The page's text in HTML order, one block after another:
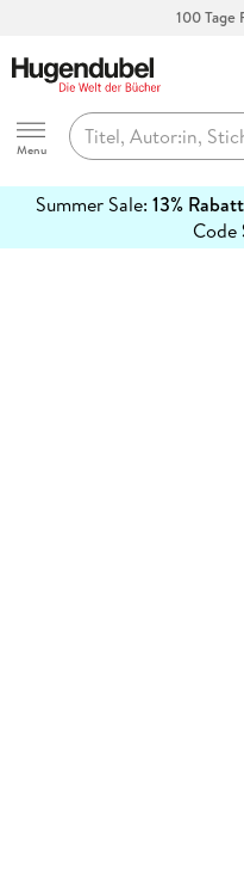
100 Tage
Hugendubel
Menu
Summer Sale: 13% Rabatt
Code
erfahren